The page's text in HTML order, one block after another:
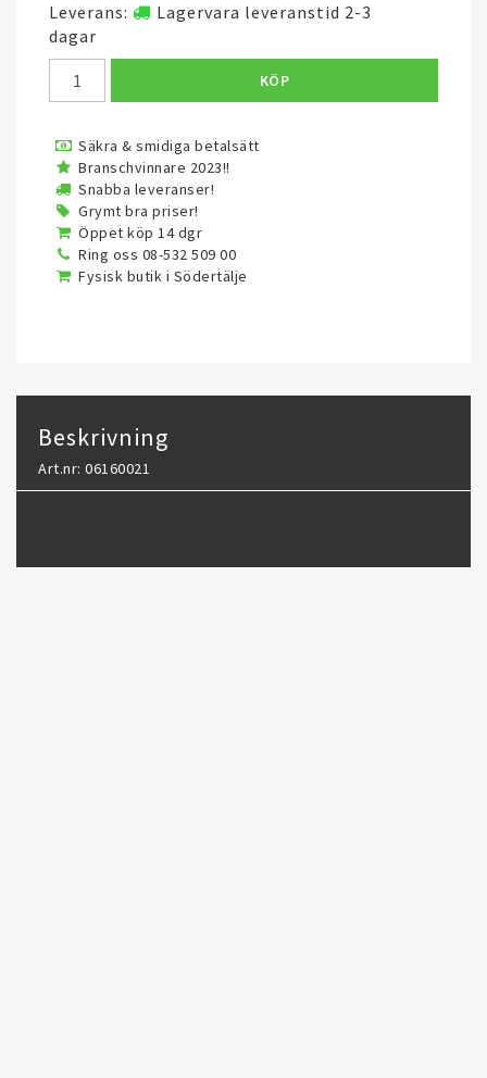
Leverans:
Lagervara leveranstid 2-3
dagar
KÖP
Säkra & smidiga betalsätt
Branschvinnare 2023!!
Snabba leveranser!
Grymt bra priser!
Öppet köp 14 dgr
Ring oss 08-532 509 00
Fysisk butik i Södertälje
Beskrivning
Art.nr: 06160021